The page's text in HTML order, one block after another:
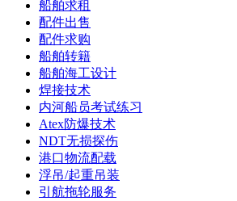
船舶求租
配件出售
配件求购
船舶转籍
船舶海工设计
焊接技术
内河船员考试练习
Atex防爆技术
NDT无损探伤
港口物流配载
浮吊/起重吊装
引航拖轮服务